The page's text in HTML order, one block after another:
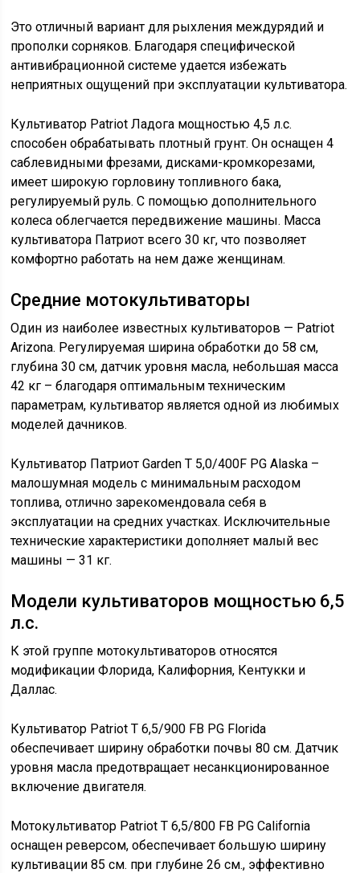
Это отличный вариант для рыхления междурядий и
прополки сорняков. Благодаря специфической
антивибрационной системе удается избежать
неприятных ощущений при эксплуатации культиватора.
Культиватор Patriot Ладога мощностью 4,5 л.с.
способен обрабатывать плотный грунт. Он оснащен 4
саблевидными фрезами, дисками-кромкорезами,
имеет широкую горловину топливного бака,
регулируемый руль. С помощью дополнительного
колеса облегчается передвижение машины. Масса
культиватора Патриот всего 30 кг, что позволяет
комфортно работать на нем даже женщинам.
Средние мотокультиваторы
Один из наиболее известных культиваторов — Patriot
Arizona. Регулируемая ширина обработки до 58 см,
глубина 30 см, датчик уровня масла, небольшая масса
42 кг – благодаря оптимальным техническим
параметрам, культиватор является одной из любимых
моделей дачников.
Культиватор Патриот Garden T 5,0/400F PG Alaska –
малошумная модель с минимальным расходом
топлива, отлично зарекомендовала себя в
эксплуатации на средних участках. Исключительные
технические характеристики дополняет малый вес
машины — 31 кг.
Модели культиваторов мощностью 6,5
л.с.
К этой группе мотокультиваторов относятся
модификации Флорида, Калифорния, Кентукки и
Даллас.
Культиватор Patriot T 6,5/900 FB PG Florida
обеспечивает ширину обработки почвы 80 см. Датчик
уровня масла предотвращает несанкционированное
включение двигателя.
Мотокультиватор Patriot T 6,5/800 FB PG California
оснащен реверсом, обеспечивает большую ширину
культивации 85 см. при глубине 26 см., эффективно